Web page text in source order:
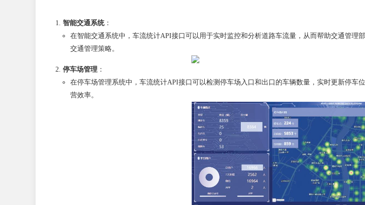
智能交通系统：
在智能交通系统中，车流统计API接口可以用于实时监控和分析道路车流量，从而帮助交通管
交通管理策略。
停车场管理 ：
在停车场管理系统中，车流统计API接口可以检测停车场入口和出口的车辆数量，实时更新停
营效率。